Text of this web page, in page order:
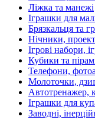
Ліжка та манежі
Іграшки для
Брязкальця та
Нічники,
Ігрові набори,
Кубики та
Телефони,
Молоточки,
Автотренажер,
Іграшки для
Заводні,